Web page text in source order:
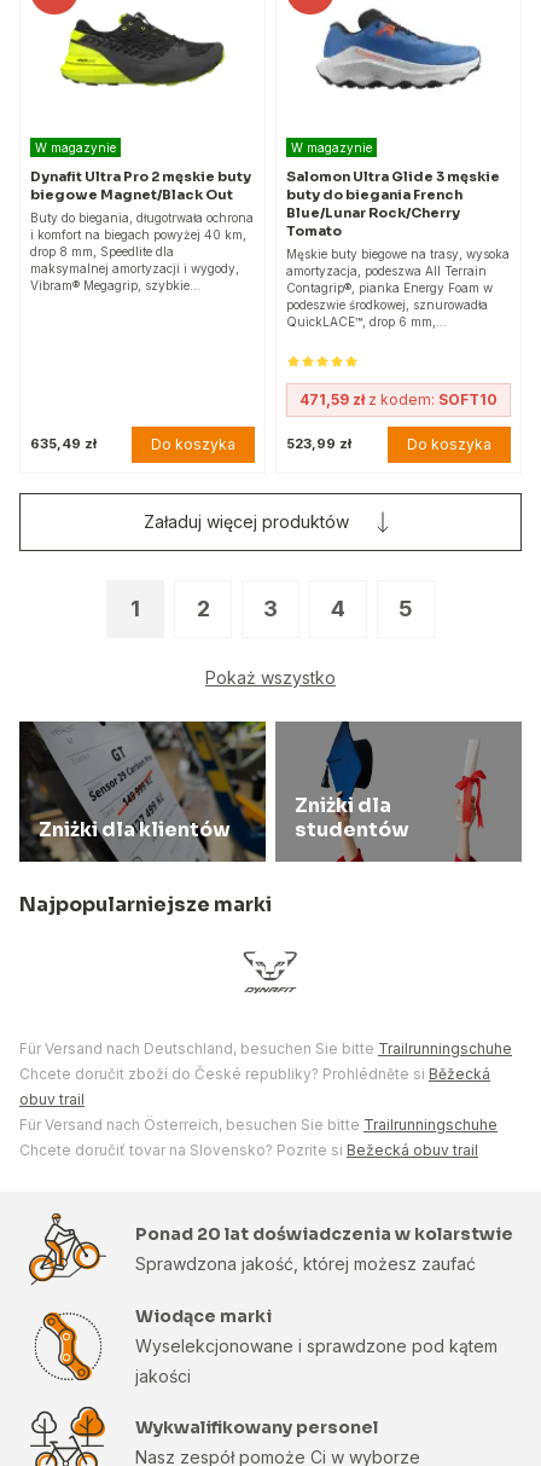
W magazynie
Dynafit Ultra Pro 2 męskie buty
biegowe Magnet/Black Out
Buty do biegania, długotrwała ochrona
i komfort na biegach powyżej 40 km,
drop 8 mm, Speedlite dla
maksymalnej amortyzacji i wygody,
Vibram® Megagrip, szybkie…
635,49 zł Do koszyka
W magazynie
Salomon Ultra Glide 3 męskie
buty do biegania French
Blue/Lunar Rock/Cherry
Tomato
Męskie buty biegowe na trasy, wysoka
amortyzacja, podeszwa All Terrain
Contagrip®, pianka Energy Foam w
podeszwie środkowej, sznurowadła
QuickLACE™, drop 6 mm,…
471,59 złz kodem: SOFT10
523,99 zł Do koszyka
1 2 3 4 5
Pokaż wszystko
Załaduj więcej produktów
Zniżki dla klientów
Zniżki dla
studentów
Najpopularniejsze marki
Für Versand nach Deutschland, besuchen Sie bitte Trailrunningschuhe
Chcete doručit zboží do České republiky? Prohlédněte si Běžecká
obuv trail
Für Versand nach Österreich, besuchen Sie bitte Trailrunningschuhe
Chcete doručiť tovar na Slovensko? Pozrite si Bežecká obuv trail
Ponad 20 lat doświadczenia w kolarstwie
Sprawdzona jakość, której możesz zaufać
Wiodące marki
Wyselekcjonowane i sprawdzone pod kątem
jakości
Wykwalifikowany personel
Nasz zespół pomoże Ci w wyborze